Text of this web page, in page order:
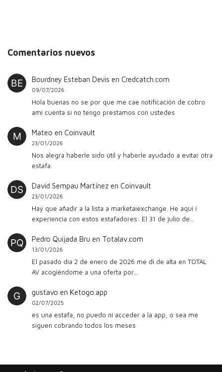
Comentarios nuevos
Bourdney Esteban Devis en Credcatch.com
09/07/2026
Hola buenas no se por que me cae notificación de cobro
ami cuenta si no tengo prestamos con ustedes
Mateo en Coinvault
23/01/2026
Nos alegra haberle sido útil y haberle ayudado a evitar otra
estafa.
David Sempau Martínezen Coinvault
23/01/2026
Hay que añadir a la lista a marketaiexchange. He aquí i
experiencia con estos estafadores: El 31 de julio de…
Pedro Quijada Bru en Totalav.com
13/01/2026
El pasado día 2 de enero de 2026 me di de alta en TOTAL
AV acogiéndome a una oferta por…
gustavo en Ketogo.app
02/07/2025
es una estafa, no puedo ni acceder a la app, o sea me
siguen cobrando todos los meses